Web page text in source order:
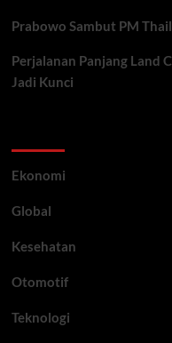
Prabowo Sambut PM
Perjalanan Panjang Land
Jadi Kunci
Ekonomi
Global
Kesehatan
Otomotif
Teknologi